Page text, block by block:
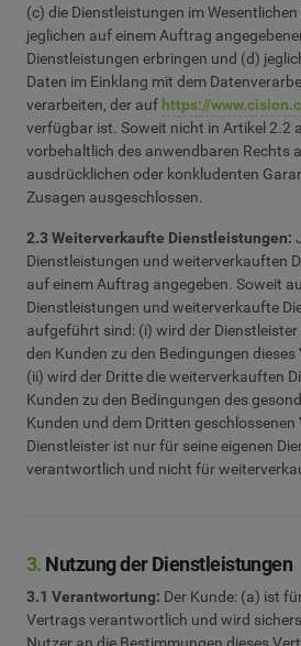
(c) die Dienstleistungen im
jeglichen auf einem Auftrag
Dienstleistungen erbringen und (d)
Daten im Einklang mit dem
verarbeiten, der auf https://
verfügbar ist. Soweit nicht in Artikel 2.2
vorbehaltlich des anwendbaren Rechts
ausdrücklichen oder konkludenten
Zusagen ausgeschlossen.
2.3 Weiterverkaufte Dienstleistungen:
Dienstleistungen und weiterverkauften
auf einem Auftrag angegeben. Soweit
Dienstleistungen und weiterverkaufte
aufgeführt sind: (i) wird der
den Kunden zu den Bedingungen
(ii) wird der Dritte die weiterverkauften
Kunden zu den Bedingungen des
Kunden und dem Dritten
Dienstleister ist nur für seine eigenen
verantwortlich und nicht für
3. Nutzung der Dienstleistungen
3.1 Verantwortung: Der Kunde: (a) ist
Vertrags verantwortlich und wird
Nutzer an die Bestimmungen dieses